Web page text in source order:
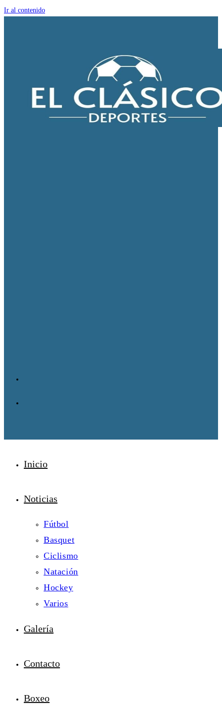
Ir al contenido
Inicio
Noticias
Fútbol
Basquet
Ciclismo
Natación
Hockey
Varios
Galería
Contacto
Boxeo